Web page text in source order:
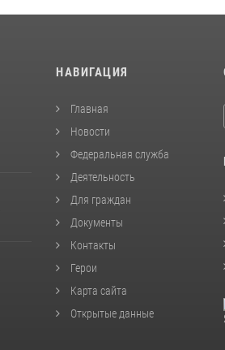
НАВИГАЦИЯ
Главная
Новости
Федеральная служба
Деятельность
Для граждан
Документы
Контакты
Герои
Карта сайта
Открытые данные